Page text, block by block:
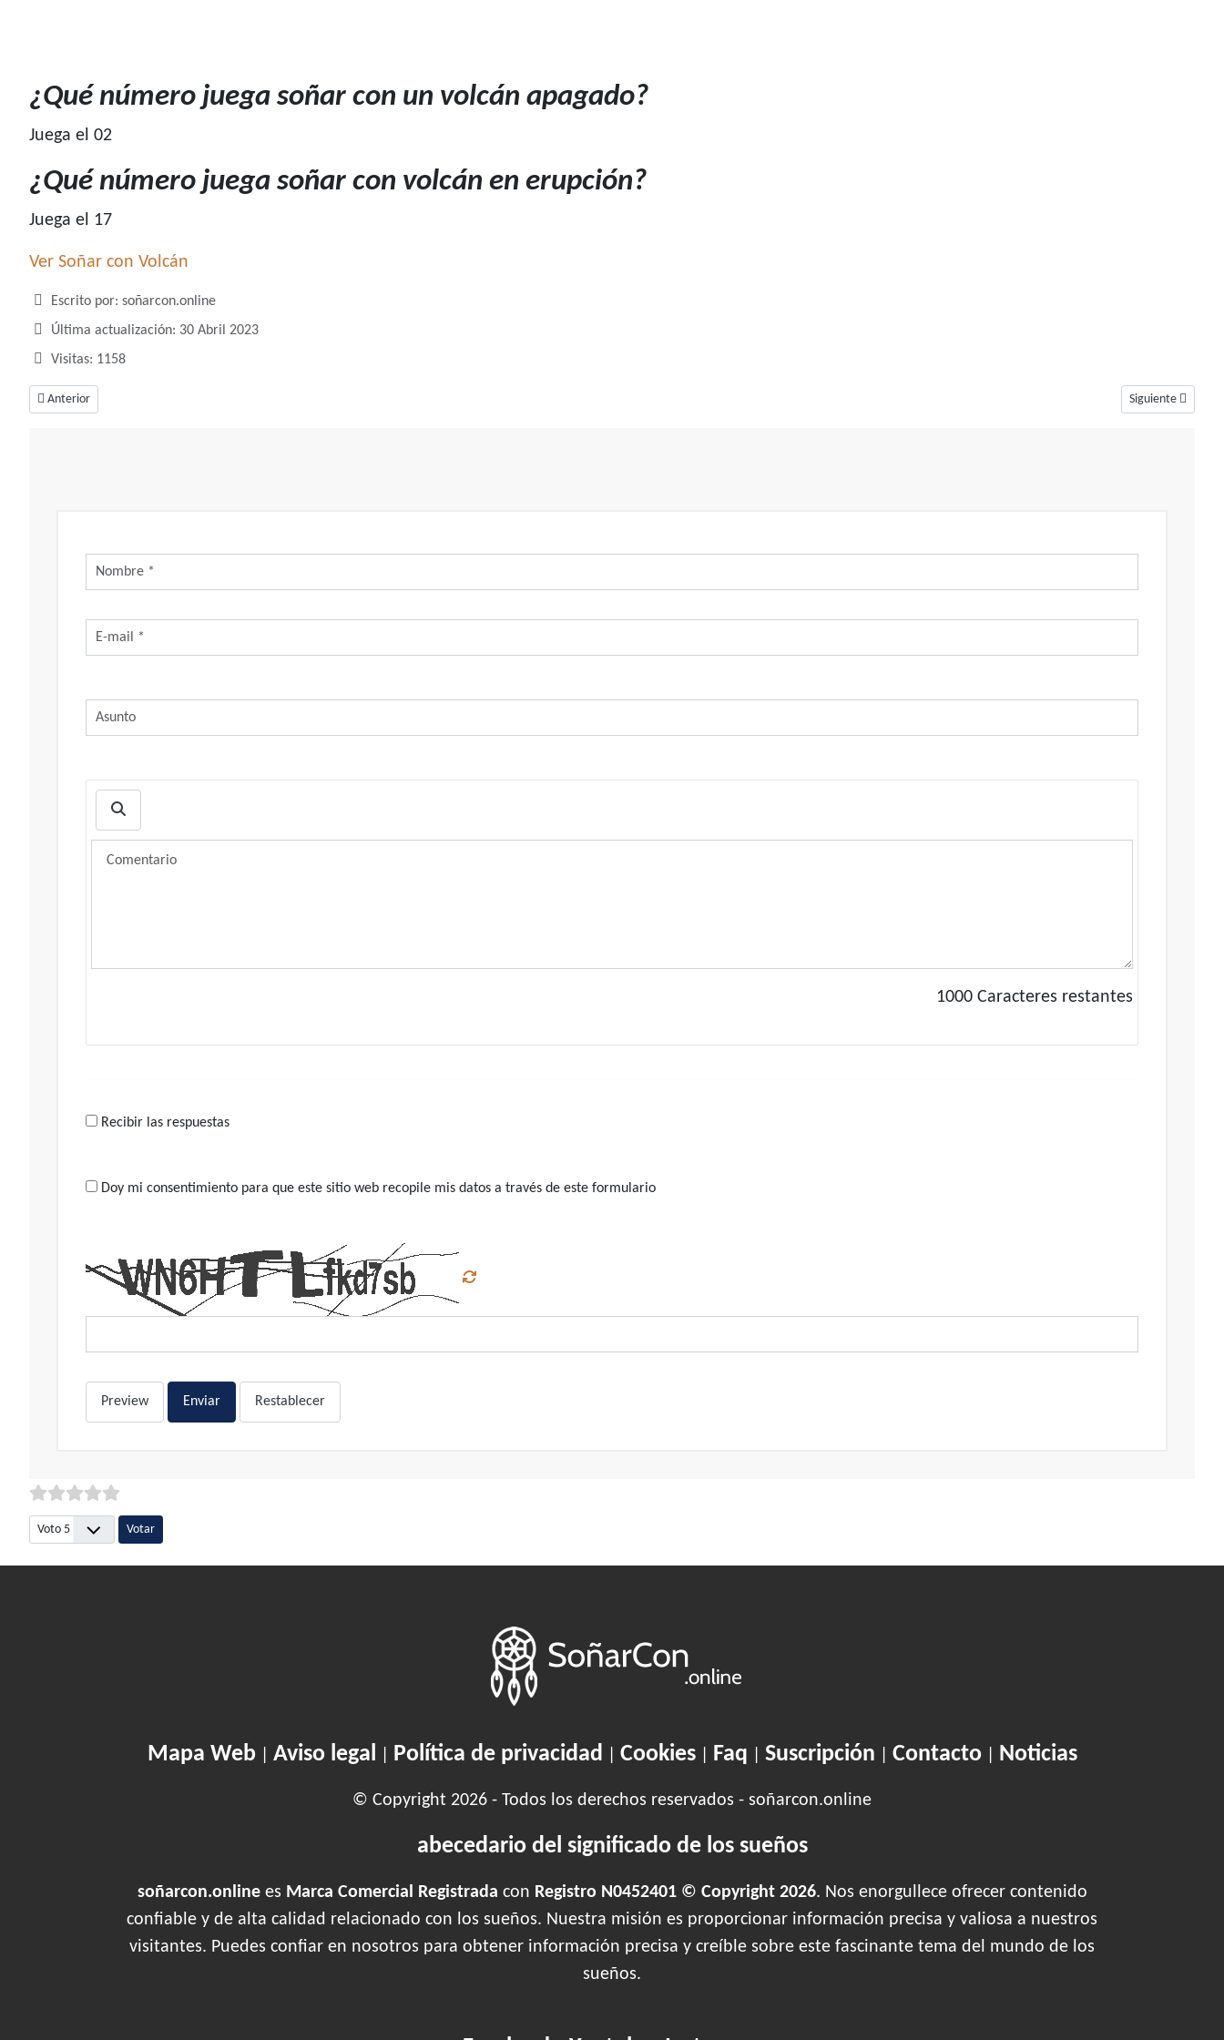
¿Qué número juega soñar con un volcán apagado?
Juega el 02
¿Qué número juega soñar con volcán en erupción?
Juega el 17
Ver Soñar con Volcán
Detalles
Escrito por: soñarcon.online
Última actualización: 30 Abril 2023
Visitas: 1158
Artículo anterior: ¿Qué número juega soñar con volar?
Anterior Artículo siguiente:
Siguiente
1000 Caracteres restantes
Recibir las respuestas
Doy mi consentimiento para que este sitio web recopile mis datos a través de este formulario
Preview Enviar Restablecer
Por favor, vote
Mapa Web| Aviso legal Política de privacidad Cookies| Faq Suscripción Contacto| Noticias
© Copyright 2026 - Todos los derechos reservados - soñarcon.online
abecedario del significado de los sueños
soñarcon.onlinees Marca Comercial Registrada con Registro N0452401 © Copyright 2026. Nos enorgullece ofrecer contenido
confiable y de alta calidad relacionado con los sueños. Nuestra misión es proporcionar información precisa y valiosa a nuestros
visitantes. Puedes confiar en nosotros para obtener información precisa y creíble sobre este fascinante tema del mundo de los
sueños.